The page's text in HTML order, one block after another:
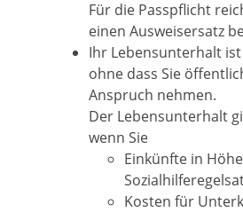
Für die Passpflicht
einen Ausweisersatz
Ihr Lebensunterhalt
ohne dass Sie
Anspruch nehmen.
Der Lebensunterhalt
wenn Sie
Einkünfte in
Kosten für